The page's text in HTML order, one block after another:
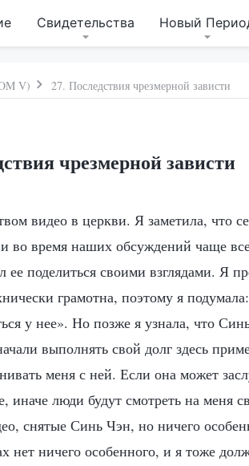
Свидетельства Новый
V) 27. Последствия чрезмерной зависти
чрезмерной зависти
видео в церкви. Я заметила, что
во время наших обсуждений чаще
ее поделиться своими взглядами. Я
грамотна, поэтому я
у нее». Но позже я узнала, что
выполнять свой долг здесь
меня с ней. Если она может
иначе люди будут смотреть на меня
снятые Синь Чэн, но ничего
нет ничего особенного, и я тоже